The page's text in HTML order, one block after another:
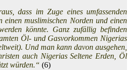
dass im Zuge eines umfassenden
einen muslimischen Norden und einen
könnte. Ganz zufällig befinden
Öl- und Gasvorkommen Nigerias
Und man kann davon ausgehen,
auch Nigerias Seltene Erden, Öl
würden.“ (6)